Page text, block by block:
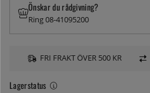
Lagerstatus
Önskar du rådgivning?
Ring 08-41095200
FRI FRAKT ÖVER 500 KR